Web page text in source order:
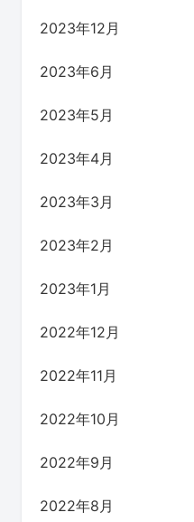
2023年12月
2023年6月
2023年5月
2023年4月
2023年3月
2023年2月
2023年1月
2022年12月
2022年11月
2022年10月
2022年9月
2022年8月